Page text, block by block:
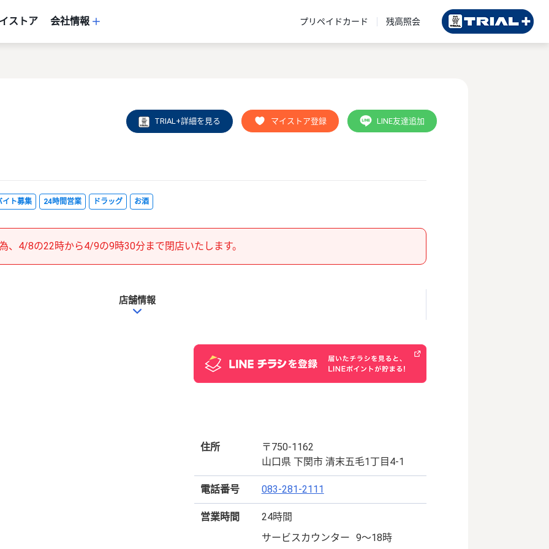
ストア 会社情報 プリペイドカード 残高照会
イト募集 24時間営業 ドラッグ お酒
TRIAL+詳細を見る マイストア登録 LINE友達追加
、4/8の22時から4/9の9時30分まで閉店いたします。
店舗情報
住所
〒750-1162
山口県 下関市 清末五毛1丁目4-1
電話番号 083-281-2111
営業時間
24時間
サービスカウンター 9～18時